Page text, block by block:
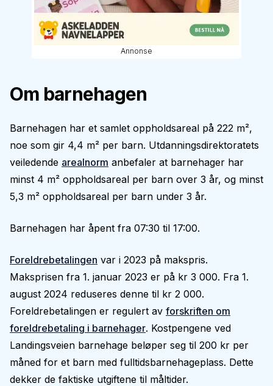
Annonse
Om barnehagen
Barnehagen har et samlet oppholdsareal på 222 m²,
noe som gir 4,4 m² per barn. Utdanningsdirektoratets
veiledende arealnorm anbefaler at barnehager har
minst 4 m² oppholdsareal per barn over 3 år, og minst
5,3 m² oppholdsareal per barn under 3 år.
Barnehagen har åpent fra 07:30 til 17:00.
Foreldrebetalingen var i 2023 på makspris.
Maksprisen fra 1. januar 2023 er på kr 3 000. Fra 1.
august 2024 reduseres denne til kr 2 000.
Foreldrebetalingen er regulert av forskriften om
foreldrebetaling i barnehager. Kostpengene ved
Landingsveien barnehage beløper seg til 200 kr per
måned for et barn med fulltidsbarnehageplass. Dette
dekker de faktiske utgiftene til måltider.